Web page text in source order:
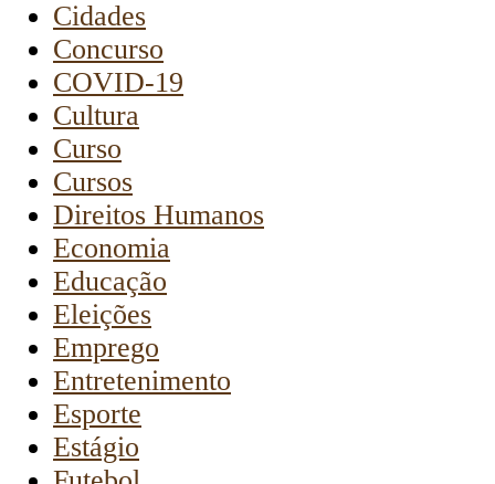
Cidades
Concurso
COVID-19
Cultura
Curso
Cursos
Direitos Humanos
Economia
Educação
Eleições
Emprego
Entretenimento
Esporte
Estágio